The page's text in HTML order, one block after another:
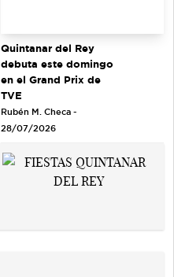
Quintanar del Rey
debuta este domingo
en el Grand Prix de
TVE
Rubén M. Checa -
28/07/2026